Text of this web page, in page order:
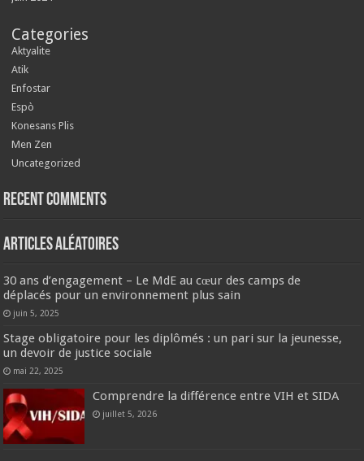
Categories
Aktyalite
Atik
Enfostar
Espò
Konesans Plis
Men Zen
Uncategorized
Recent Comments
Articles aléatoires
30 ans d’engagement – Le MdE au cœur des camps de
déplacés pour un environnement plus sain
juin 5, 2025
Stage obligatoire pour les diplômés : un pari sur la jeunesse,
un devoir de justice sociale
mai 22, 2025
Comprendre la différence entre VIH et SIDA
juillet 5, 2026